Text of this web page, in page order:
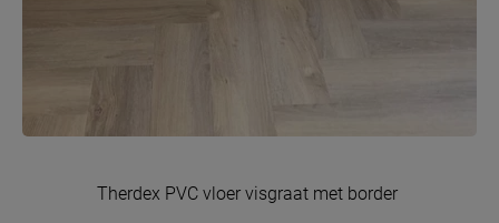
Therdex PVC vloer visgraat met border